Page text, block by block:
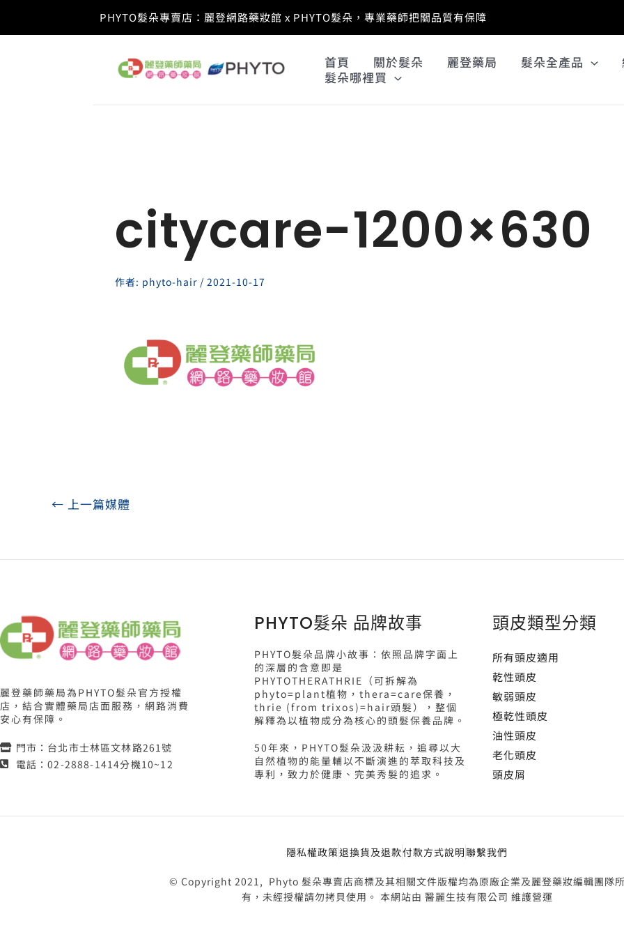
主
PHYTO髮朵專賣店：麗登網路藥妝館 x PHYTO髮朵，專業藥師把關品質有保障
首頁 關於髮朵 麗登藥局 髮朵全產品
髮朵哪裡買
citycare-1200×630
作者: phyto-hair /2021-10-17
← 上一篇媒體
麗登藥師藥局為PHYTO髮朵官方授權
店，結合實體藥局店面服務，網路消費
安心有保障。
門市：台北市士林區文林路261號
電話：02-2888-1414分機10~12
PHYTO髮朵 品牌故事
PHYTO髮朵品牌小故事：依照品牌字面上
的深層的含意即是
PHYTOTHERATHRIE（可拆解為
phyto=plant植物，thera=care保養，
thrie (from trixos)=hair頭髮），整個
解釋為以植物成分為核心的頭髮保養品牌。
50年來，PHYTO髮朵汲汲耕耘，追尋以大
自然植物的能量輔以不斷演進的萃取科技及
專利，致力於健康、完美秀髮的追求。
頭皮類型分類
所有頭皮適用
乾性頭皮
敏弱頭皮
極乾性頭皮
油性頭皮
老化頭皮
頭皮屑
隱私權政策退換貨及退款付款方式說明聯繫我們
© Copyright 2021, Phyto 髮朵專賣店商標及其相關文件版權均為原廠企業及麗登藥妝編輯團隊
有，未經授權請勿拷貝使用。 本網站由 醫麗生技有限公司 維護營運